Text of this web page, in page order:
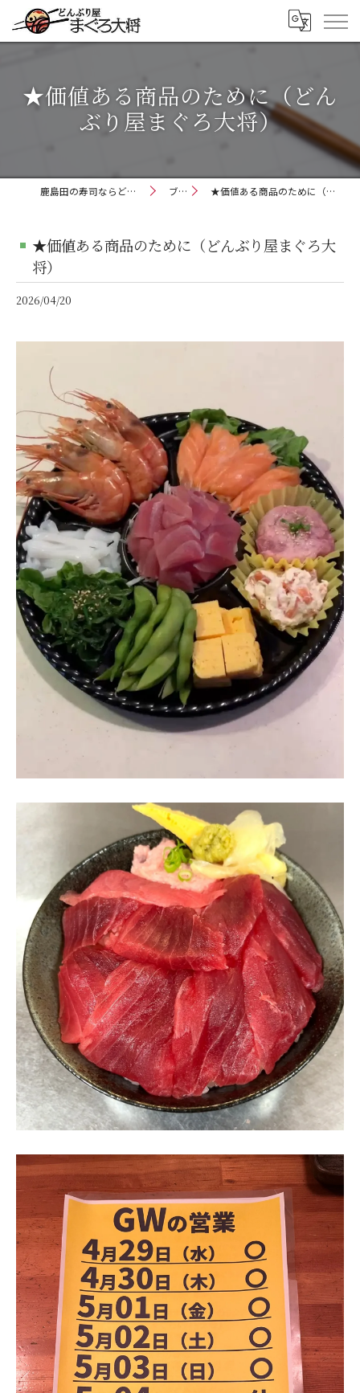
★価値ある商品のために（どん
ぶり屋まぐろ大将）
鹿島田の寿司ならどんぶり屋まぐろ大将 ブログ ★価値ある商品のために（どんぶり屋まぐろ大将）
★価値ある商品のために（どんぶり屋まぐろ大
将）
2026/04/20